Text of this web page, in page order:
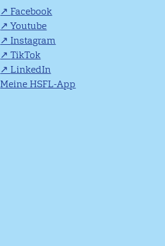
Facebook
Youtube
Instagram
TikTok
LinkedIn
Meine HSFL-App